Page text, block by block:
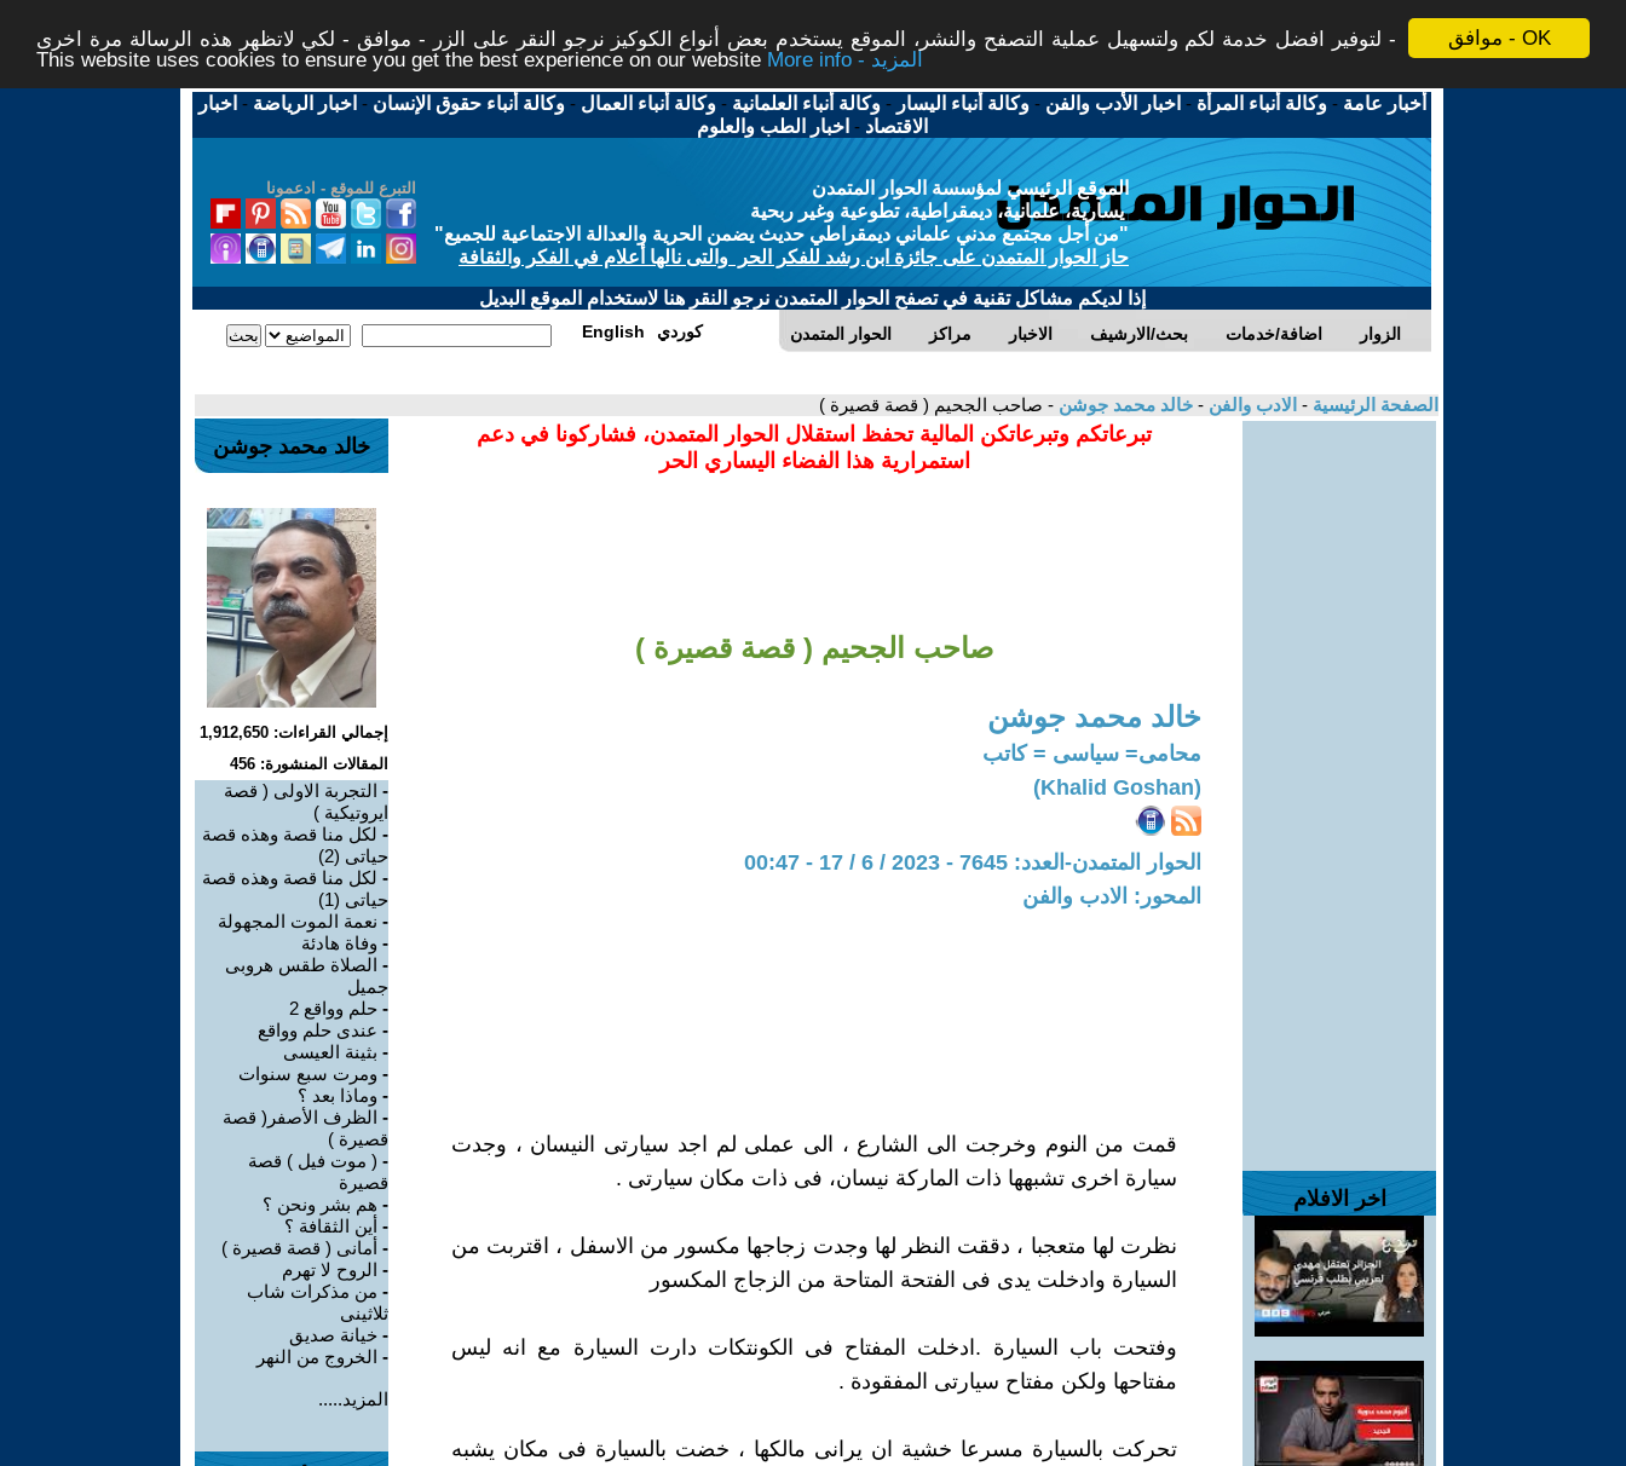
موافق - OK
لتوفير افضل خدمة لكم ولتسهيل عملية التصفح والنشر، الموقع يستخدم بعض أنواع الكوكيز نرجو النقر على الزر - موافق - لكي لاتظهر هذه الرسالة مرة اخرى -
This website uses cookies to ensure you get the best experience on our website
More info - المزيد
أخبار عامة -وكالة أنباء المرأة - اخبار الأدب والفن -وكالة أنباء اليسار -وكالة أنباء العلمانية -وكالة أنباء العمال -وكالة أنباء حقوق الإنسان - اخبار الرياضة - اخبار
الاقتصاد - اخبار الطب والعلوم
التبرع للموقع - ادعمونا
الموقع الرئيسي لمؤسسة الحوار المتمدن
يسارية، علمانية، ديمقراطية، تطوعية وغير ربحية
"من أجل مجتمع مدني علماني ديمقراطي حديث يضمن الحرية والعدالة الاجتماعية للجميع"
حاز الحوار المتمدن على جائزة ابن رشد للفكر الحر والتى نالها أعلام في الفكر والثقافة
إذا لديكم مشاكل تقنية في تصفح الحوار المتمدن نرجو النقر هنا لاستخدام الموقع البديل
الحوار المتمدن مراكز الاخبار بحث/الارشيف اضافة/خدمات الزوار English كوردي
الصفحة الرئيسية - الادب والفن - خالد محمد جوشن - صاحب الجحيم ( قصة قصيرة )
اخر الافلام
تبرعاتكم وتبرعاتكن المالية تحفظ استقلال الحوار المتمدن، فشاركونا في دعم
استمرارية هذا الفضاء اليساري الحر
صاحب الجحيم ( قصة قصيرة )
خالد محمد جوشن
محامى= سياسى = كاتب
(Khalid Goshan)
الحوار المتمدن-العدد: 7645 - 2023 / 6 / 17 - 00:47
المحور: الادب والفن
قمت من النوم وخرجت الى الشارع ، الى عملى لم اجد سيارتى النيسان ، وجدت
سيارة اخرى تشبهها ذات الماركة نيسان، فى ذات مكان سيارتى .
نظرت لها متعجبا ، دققت النظر لها وجدت زجاجها مكسور من الاسفل ، اقتربت من
السيارة وادخلت يدى فى الفتحة المتاحة من الزجاج المكسور
وفتحت باب السيارة .ادخلت المفتاح فى الكونتكات دارت السيارة مع انه ليس
مفتاحها ولكن مفتاح سيارتى المفقودة .
تحركت بالسيارة مسرعا خشية ان يرانى مالكها ، خضت بالسيارة فى مكان يشبه
خالد محمد جوشن
إجمالي القراءات: 1,912,650
المقالات المنشورة: 456
- التجربة الاولى ( قصة
ايروتيكية )
- لكل منا قصة وهذه قصة
حياتى (2)
- لكل منا قصة وهذه قصة
حياتى (1)
- نعمة الموت المجهولة
- وفاة هادئة
- الصلاة طقس هروبى
جميل
- حلم وواقع 2
- عندى حلم وواقع
- بثينة العيسى
- ومرت سبع سنوات
- وماذا بعد ؟
- الظرف الأصفر( قصة
قصيرة )
- ( موت فيل ) قصة
قصيرة
- هم بشر ونحن ؟
- أين الثقافة ؟
- أمانى ( قصة قصيرة )
- الروح لا تهرم
- من مذكرات شاب
ثلاثينى
- خيانة صديق
- الخروج من النهر
المزيد.....